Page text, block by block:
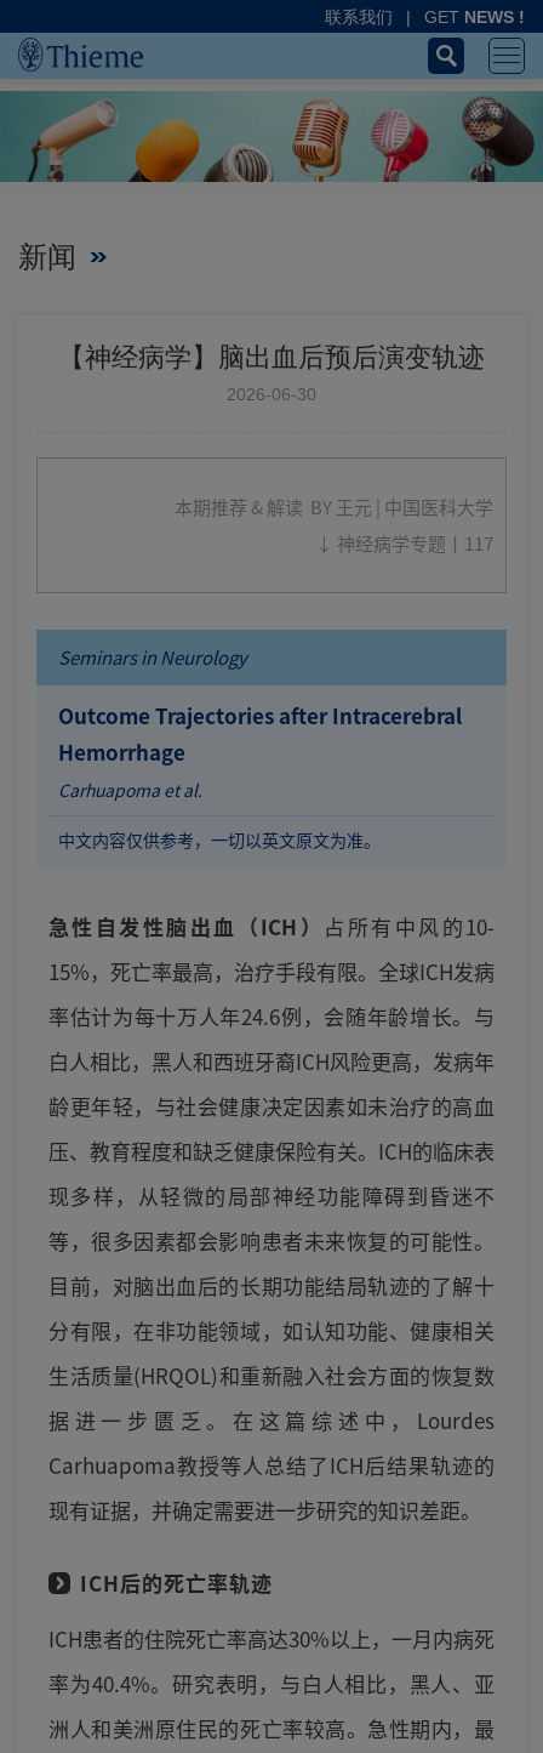
联系我们 | GET NEWS !
新闻
【神经病学】脑出血后预后演变轨迹
2026-06-30
本期推荐 & 解读 BY 王元 | 中国医科大学
↓ 神经病学专题丨117
Seminars in Neurology
Outcome Trajectories after Intracerebral
Hemorrhage
Carhuapoma et al.
中文内容仅供参考，一切以英文原文为准。
急性自发性脑出血（ICH） 占所有中风的10-
15%，死亡率最高，治疗手段有限。全球ICH发病
率估计为每十万人年24.6例，会随年龄增长。与
白人相比，黑人和西班牙裔ICH风险更高，发病年
龄更年轻，与社会健康决定因素如未治疗的高血
压、教育程度和缺乏健康保险有关。ICH的临床表
现多样，从轻微的局部神经功能障碍到昏迷不
等，很多因素都会影响患者未来恢复的可能性。
目前，对脑出血后的长期功能结局轨迹的了解十
分有限，在非功能领域，如认知功能、健康相关
生活质量(HRQOL)和重新融入社会方面的恢复数
据进一步匮乏。在这篇综述中，Lourdes
Carhuapoma教授等人总结了ICH后结果轨迹的
现有证据，并确定需要进一步研究的知识差距。
ICH后的死亡率轨迹
ICH患者的住院死亡率高达30%以上，一月内病死
率为40.4%。研究表明，与白人相比，黑人、亚
洲人和美洲原住民的死亡率较高。急性期内，最